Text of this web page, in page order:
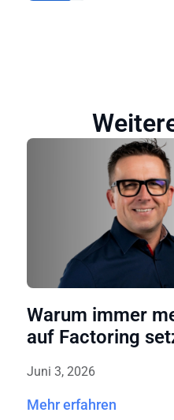
Warum immer
auf Factoring
Juni 3, 2026
Mehr erfahren